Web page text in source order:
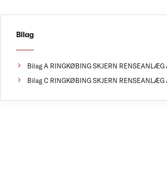
Bilag
Bilag A RINGKØBING SKJERN RENSEANLÆG
Bilag C RINGKØBING SKJERN RENSEANLÆG